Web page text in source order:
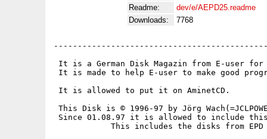
Readme:
dev/e/AEPD25.readme
Downloads:
7768
It is a German Disk Magazin from E-user for
It is made to help E-user to make good
It is allowed to put it on AminetCD.
This Disk is © 1996-97 by Jörg
Since 01.08.97 it is allowed to include this
This includes the disks from EPD